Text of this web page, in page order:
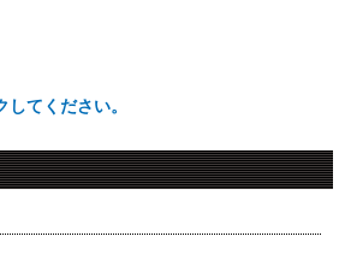
てください。